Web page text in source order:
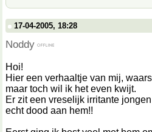
17-04-2005, 18:28
Noddy
Hoi!
Hier een verhaaltje van mij,
maar toch wil ik het even kwijt.
Er zit een vreselijk irritante
echt dood aan hem!!